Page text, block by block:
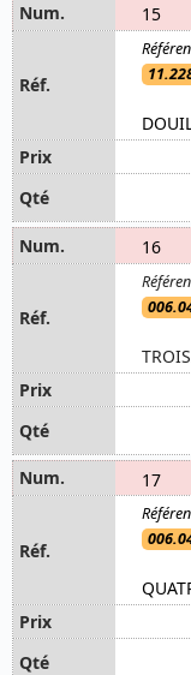
15
16
17